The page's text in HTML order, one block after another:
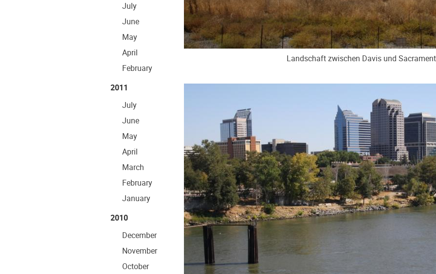
July
June
May
April
February
2011
July
June
May
April
March
February
January
2010
December
November
October
Landschaft zwischen Davis und